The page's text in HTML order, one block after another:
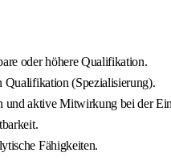
oder höhere Qualifikation.
Qualifikation (Spezialisierung).
und aktive Mitwirkung bei der
Fähigkeiten.